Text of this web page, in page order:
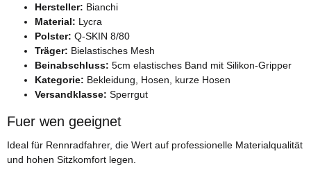
Hersteller: Bianchi
Material: Lycra
Polster: Q-SKIN 8/80
Träger: Bielastisches Mesh
Beinabschluss: 5cm elastisches Band mit Silikon-Gripper
Kategorie: Bekleidung, Hosen, kurze Hosen
Versandklasse: Sperrgut
Fuer wen geeignet
Ideal für Rennradfahrer, die Wert auf professionelle Materialqualität
und hohen Sitzkomfort legen.